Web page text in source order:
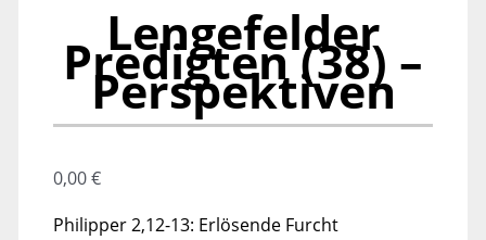
Lengefelder
Predigten (38) –
Perspektiven
0,00€
Philipper 2,12-13: Erlösende Furcht